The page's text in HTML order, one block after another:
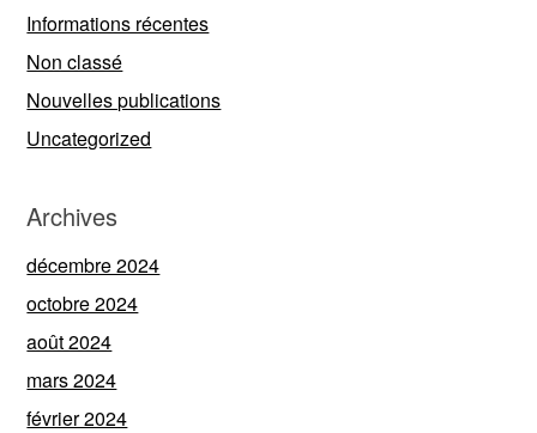
Informations récentes
Non classé
Nouvelles publications
Uncategorized
Archives
décembre 2024
octobre 2024
août 2024
mars 2024
février 2024